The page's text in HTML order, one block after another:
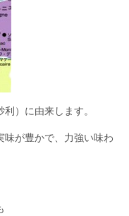
）に由来します。
味が豊かで、力強い味わ